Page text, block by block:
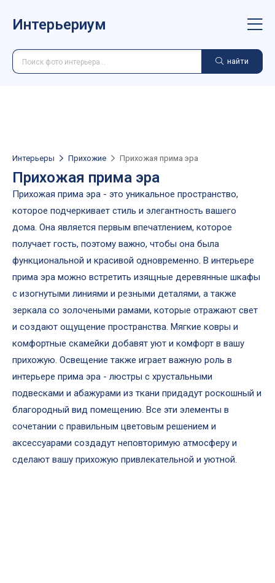
Интерьериум
найти
Интерьеры Прихожие Прихожая прима эра
Прихожая прима эра
Прихожая прима эра - это уникальное пространство,
которое подчеркивает стиль и элегантность вашего
дома. Она является первым впечатлением, которое
получает гость, поэтому важно, чтобы она была
функциональной и красивой одновременно. В интерьере
прима эра можно встретить изящные деревянные шкафы
с изогнутыми линиями и резными деталями, а также
зеркала со золочеными рамами, которые отражают свет
и создают ощущение пространства. Мягкие ковры и
комфортные скамейки добавят уют и комфорт в вашу
прихожую. Освещение также играет важную роль в
интерьере прима эра - люстры с хрустальными
подвесками и абажурами из ткани придадут роскошный и
благородный вид помещению. Все эти элементы в
сочетании с правильным цветовым решением и
аксессуарами создадут неповторимую атмосферу и
сделают вашу прихожую привлекательной и уютной.